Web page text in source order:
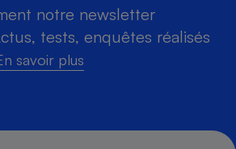
notre newsletter
tests, enquêtes réalisés
savoir plus